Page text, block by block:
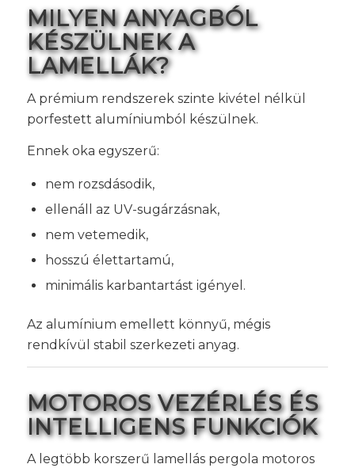
MILYEN ANYAGBÓL
KÉSZÜLNEK A
LAMELLÁK?
A prémium rendszerek szinte kivétel nélkül
porfestett alumíniumból készülnek.
Ennek oka egyszerű:
nem rozsdásodik,
ellenáll az UV-sugárzásnak,
nem vetemedik,
hosszú élettartamú,
minimális karbantartást igényel.
Az alumínium emellett könnyű, mégis
rendkívül stabil szerkezeti anyag.
MOTOROS VEZÉRLÉS ÉS
INTELLIGENS FUNKCIÓK
A legtöbb korszerű lamellás pergola motoros